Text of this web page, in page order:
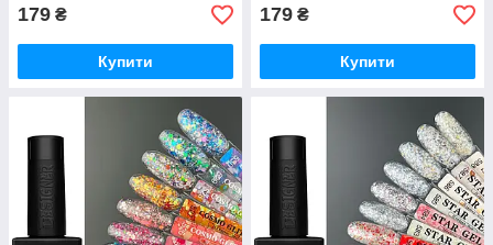
179 ₴
Купити
179 ₴
Купити